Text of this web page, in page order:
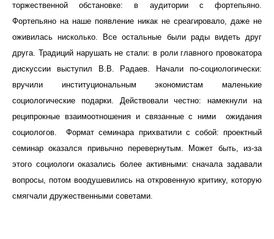
торжественной обстановке: в аудитории с фортепьяно.
Фортепьяно на наше появление никак не среагировало, даже не
оживилась нисколько. Все остальные были рады видеть друг
друга. Традиций нарушать не стали: в роли главного провокатора
дискуссии выступил В.В. Радаев. Начали по-социологически:
вручили институциональным экономистам маленькие
социологические подарки. Действовали честно: намекнули на
реципрокные взаимоотношения и связанные с ними ожидания
социологов. Формат семинара прихватили с собой: проектный
семинар оказался привычно перевернутым. Может быть, из-за
этого социологи оказались более активными: сначала задавали
вопросы, потом воодушевились на откровенную критику, которую
смягчали дружественными советами.